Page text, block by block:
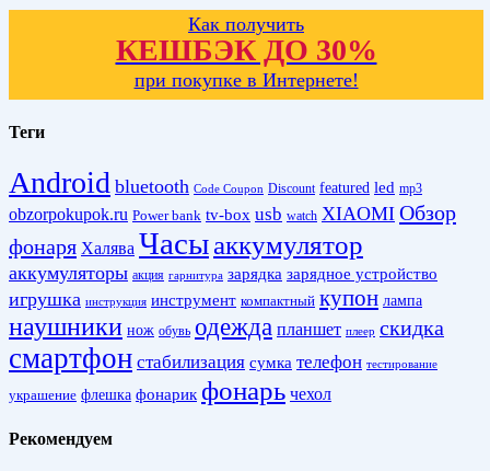
Как получить
КЕШБЭК ДО 30%
при покупке в Интернете!
Теги
Android bluetooth Code Coupon Discount featured led mp3
obzorpokupok.ru Power bank tv-box usb watch XIAOMI Обзор
фонаря Халява Часыаккумулятор
аккумуляторы акция гарнитура зарядка зарядное устройство
игрушка инструкция инструмент компактный купон лампа
наушники нож обувь одежда планшет плеер скидка
смартфон стабилизация сумка телефон тестирование
украшение флешка фонарик фонарь чехол
Рекомендуем